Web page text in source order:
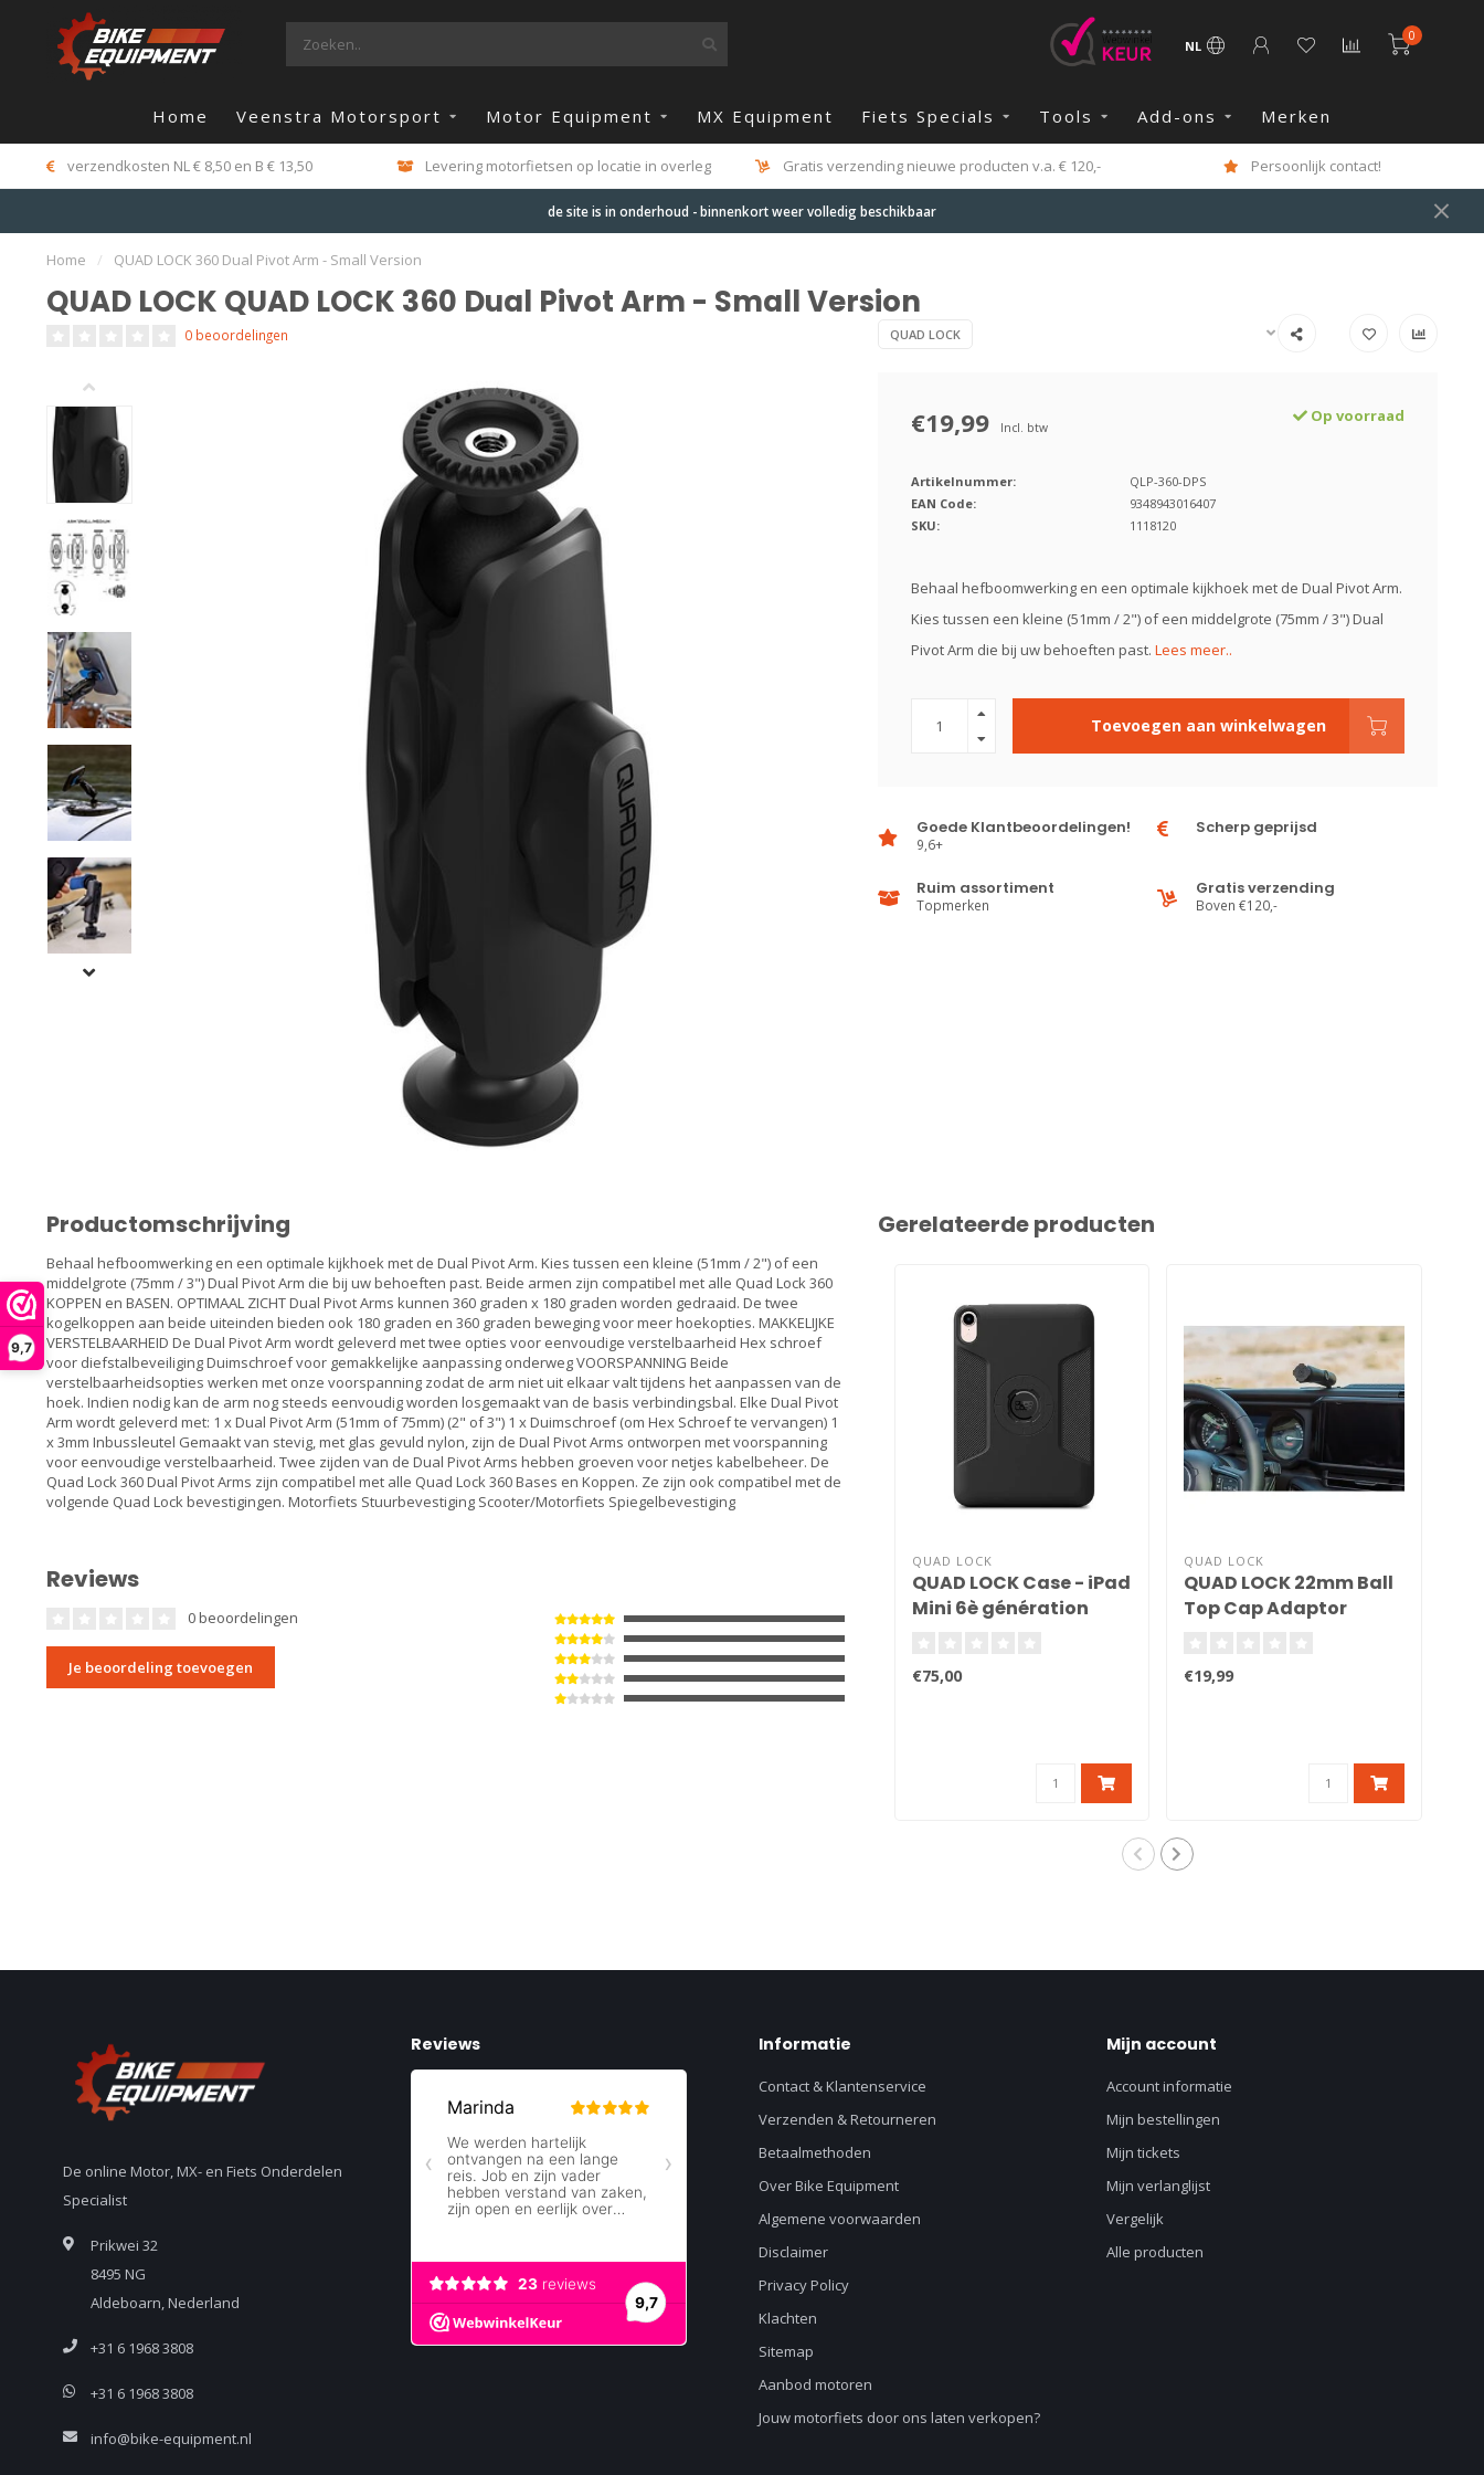
9,7
NL
0
Home Veenstra Motorsport Motor Equipment MX Equipment Fiets Specials Tools Add-ons Merken
verzendkosten NL € 8,50 en B € 13,50 Levering motorfietsen op locatie in overleg Gratis verzending nieuwe producten v.a. € 120,- Persoonlijk contact!
de site is in onderhoud - binnenkort weer volledig beschikbaar
Home / QUAD LOCK 360 Dual Pivot Arm - Small Version
QUAD LOCK QUAD LOCK 360 Dual Pivot Arm - Small Version
0 beoordelingen QUAD LOCK
€19,99 Incl. btw
Op voorraad
Artikelnummer:
QLP-360-DPS
EAN Code:
9348943016407
SKU:
1118120
Behaal hefboomwerking en een optimale kijkhoek met de Dual Pivot Arm.
Kies tussen een kleine (51mm / 2") of een middelgrote (75mm / 3") Dual
Pivot Arm die bij uw behoeften past. Lees meer..
Toevoegen aan winkelwagen
Goede Klantbeoordelingen!
9,6+
Scherp geprijsd
Ruim assortiment
Topmerken
Gratis verzending
Boven €120,-
Productomschrijving
Behaal hefboomwerking en een optimale kijkhoek met de Dual Pivot Arm. Kies tussen een kleine (51mm / 2") of een
middelgrote (75mm / 3") Dual Pivot Arm die bij uw behoeften past. Beide armen zijn compatibel met alle Quad Lock 360
KOPPEN en BASEN. OPTIMAAL ZICHT Dual Pivot Arms kunnen 360 graden x 180 graden worden gedraaid. De twee
kogelkoppen aan beide uiteinden bieden ook 180 graden en 360 graden beweging voor meer hoekopties. MAKKELIJKE
VERSTELBAARHEID De Dual Pivot Arm wordt geleverd met twee opties voor eenvoudige verstelbaarheid Hex schroef
voor diefstalbeveiliging Duimschroef voor gemakkelijke aanpassing onderweg VOORSPANNING Beide
verstelbaarheidsopties werken met onze voorspanning zodat de arm niet uit elkaar valt tijdens het aanpassen van de
hoek. Indien nodig kan de arm nog steeds eenvoudig worden losgemaakt van de basis verbindingsbal. Elke Dual Pivot
Arm wordt geleverd met: 1 x Dual Pivot Arm (51mm of 75mm) (2" of 3") 1 x Duimschroef (om Hex Schroef te vervangen) 1
x 3mm Inbussleutel Gemaakt van stevig, met glas gevuld nylon, zijn de Dual Pivot Arms ontworpen met voorspanning
voor eenvoudige verstelbaarheid. Twee zijden van de Dual Pivot Arms hebben groeven voor netjes kabelbeheer. De
Quad Lock 360 Dual Pivot Arms zijn compatibel met alle Quad Lock 360 Bases en Koppen. Ze zijn ook compatibel met de
volgende Quad Lock bevestigingen. Motorfiets Stuurbevestiging Scooter/Motorfiets Spiegelbevestiging
Reviews
0 beoordelingen
Je beoordeling toevoegen
Gerelateerde producten
QUAD LOCK
QUAD LOCK Case - iPad
Mini 6è génération
€75,00
QUAD LOCK
QUAD LOCK 22mm Ball
Top Cap Adaptor
€19,99
De online Motor, MX- en Fiets Onderdelen
Specialist
Prikwei 32
8495 NG
Aldeboarn, Nederland
+31 6 1968 3808
+31 6 1968 3808
info@bike-equipment.nl
Reviews Informatie
Contact & Klantenservice
Verzenden & Retourneren
Betaalmethoden
Over Bike Equipment
Algemene voorwaarden
Disclaimer
Privacy Policy
Klachten
Sitemap
Aanbod motoren
Jouw motorfiets door ons laten verkopen?
Mijn account
Account informatie
Mijn bestellingen
Mijn tickets
Mijn verlanglijst
Vergelijk
Alle producten